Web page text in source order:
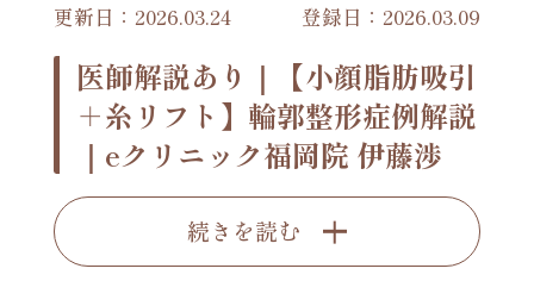
更新日：2026.03.24 登録日：2026.03.09
医師解説あり｜【小顔脂肪吸引
＋糸リフト】輪郭整形症例解説
｜eクリニック福岡院 伊藤渉
続きを読む